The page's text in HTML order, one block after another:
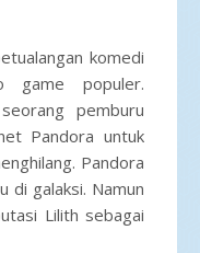
komedi
game populer.
pemburu
Pandora untuk
Pandora
di galaksi. Namun
Lilith sebagai